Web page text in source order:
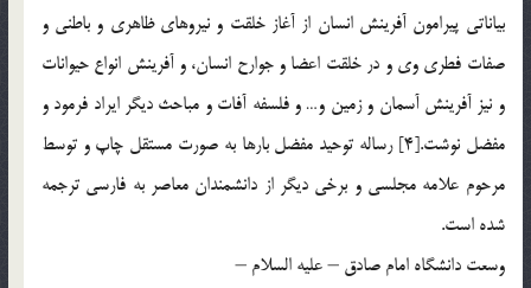
بیاناتی پیرامون آفرینش انسان از آغاز خلقت و نیروهای ظاهری و باطنی و
صفات فطری وی و در خلقت اعضا و جوارح انسان، و آفرینش انواع حیوانات
و نیز آفرینش آسمان و زمین و… و فلسفه آفات و مباحث دیگر ایراد فرمود و
مفضل نوشت.[4] رساله توحید مفضل بارها به صورت مستقل چاپ و توسط
مرحوم علامه مجلسی و برخی دیگر از دانشمندان معاصر به فارسی ترجمه
شده است.
وسعت دانشگاه امام صادق – علیه السلام –